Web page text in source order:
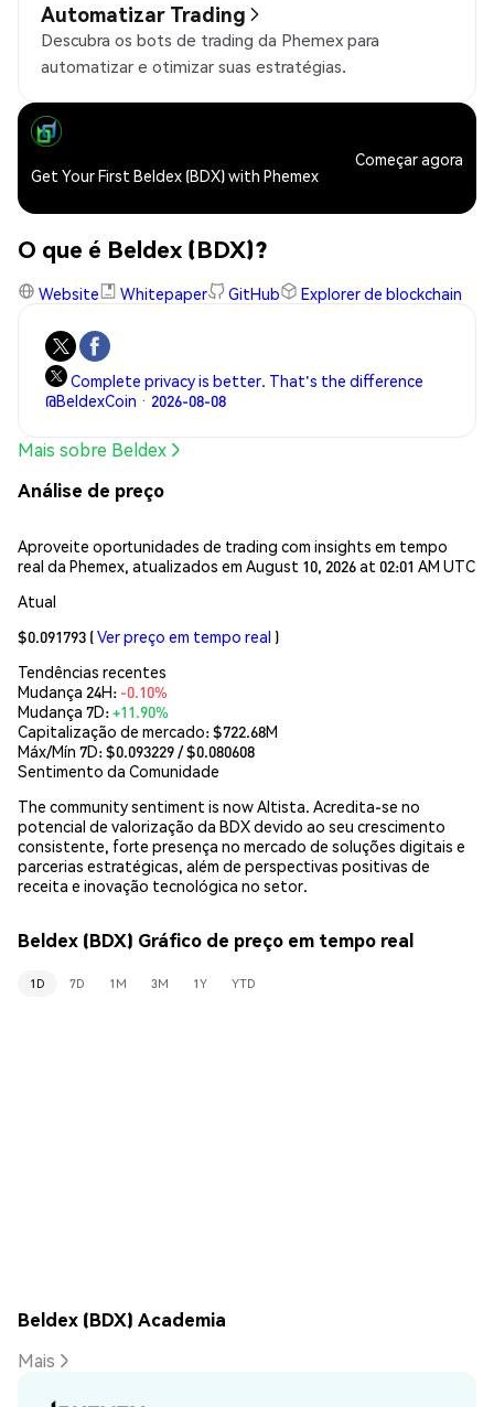
Automatizar Trading
Descubra os bots de trading da Phemex para
automatizar e otimizar suas estratégias.
Get Your First Beldex (BDX) with Phemex
Começar agora
O que é Beldex (BDX)?
Website Whitepaper GitHub Explorer de blockchain
Complete privacy is better. That's the difference
@BeldexCoin · 2026-08-08
Mais sobre Beldex
Análise de preço
Aproveite oportunidades de trading com insights em tempo
real da Phemex, atualizados em August 10, 2026 at 02:01 AM UTC
Atual
$0.091793 (Ver preço em tempo real )
Tendências recentes
Mudança 24H: -0.10%
Mudança 7D:+11.90%
Capitalização de mercado:$722.68M
Máx/Mín 7D: $0.093229/ $0.080608
Sentimento da Comunidade
The community sentiment is now Altista. Acredita-se no
potencial de valorização da BDX devido ao seu crescimento
consistente, forte presença no mercado de soluções digitais e
parcerias estratégicas, além de perspectivas positivas de
receita e inovação tecnológica no setor.
Beldex (BDX) Gráfico de preço em tempo real
1D 7D 1M 3M 1Y YTD
Beldex (BDX) Academia
Mais